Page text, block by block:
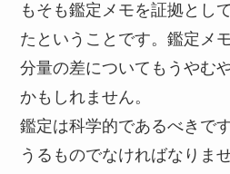
もそも鑑定メモを証拠とし
たということです。鑑定メ
分量の差についてもうやむ
かもしれません。
鑑定は科学的であるべきで
うるものでなければなりま